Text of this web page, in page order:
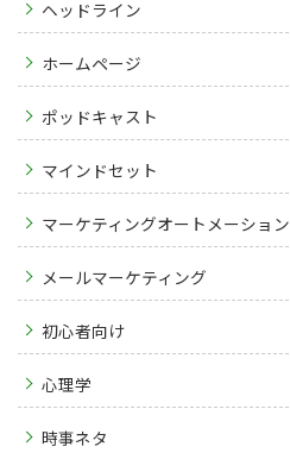
ヘッドライン
ホームページ
ポッドキャスト
マインドセット
マーケティングオートメーション
メールマーケティング
初心者向け
心理学
時事ネタ